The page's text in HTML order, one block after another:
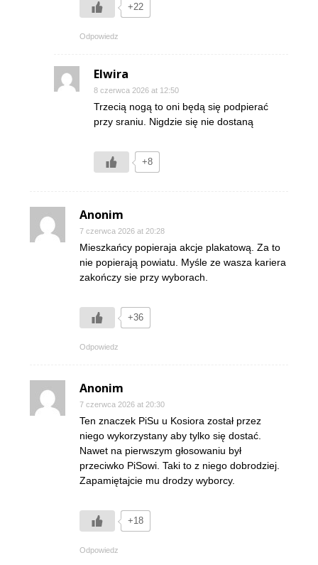
+22
Odpowiedz
Elwira
8 czerwca 2026 at 12:50
Trzecią nogą to oni będą się podpierać
przy sraniu. Nigdzie się nie dostaną
+8
Anonim
7 czerwca 2026 at 20:28
Mieszkańcy popieraja akcje plakatową. Za to
nie popierają powiatu. Myśle ze wasza kariera
zakończy sie przy wyborach.
+36
Odpowiedz
Anonim
7 czerwca 2026 at 20:30
Ten znaczek PiSu u Kosiora został przez
niego wykorzystany aby tylko się dostać.
Nawet na pierwszym głosowaniu był
przeciwko PiSowi. Taki to z niego dobrodziej.
Zapamiętajcie mu drodzy wyborcy.
+18
Odpowiedz